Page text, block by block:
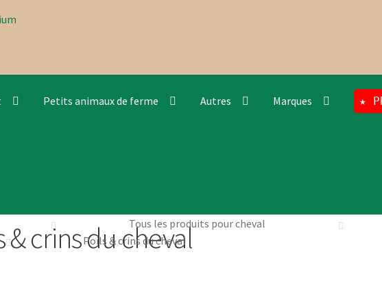
Petits animaux de ferme Autres Marques ★
Tous les produits pour cheval
Poils & crins du cheval
& crins du cheval